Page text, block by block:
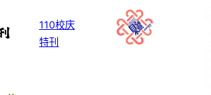
110校庆
特刊